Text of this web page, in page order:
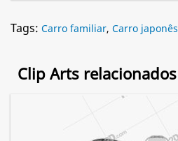
Tags: Carro familiar, Carro japonês
Clip Arts relacionados